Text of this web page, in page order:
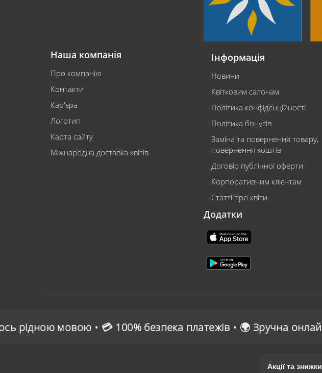
Наша компанія
Про компанію
Контакти
Кар'єра
Логотип
Карта сайту
Міжнародна доставка квітів
Інформація
Новини
Квітковим салонам
Політика конфіденційності
Політика бонусів
Заміна та повернення товару,
повернення коштів
Договір публічної оферти
Корпоративним клієнтам
Статті про квіти
Додатки
100% безпека платежів • 🌍 Зручна онлайн-оплата
Акції та знижки